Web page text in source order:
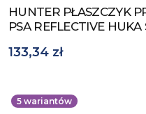
Zobacz produkt
HUNTER PŁASZCZYK
PSA REFLECTIVE HUKA
133,34 zł
5 wariantów